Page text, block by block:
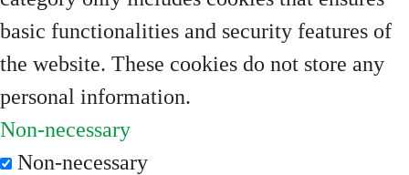
basic functionalities and security features of
the website. These cookies do not store any
personal information.
Non-necessary
Non-necessary